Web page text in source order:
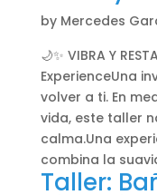
by Mercedes
🌙✨ VIBRA Y
ExperienceUna
volver a ti. En
vida, este taller
calma.Una
combina la
Taller: